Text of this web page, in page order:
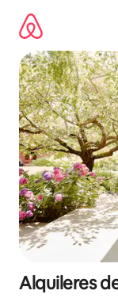
contenido
Alquileres